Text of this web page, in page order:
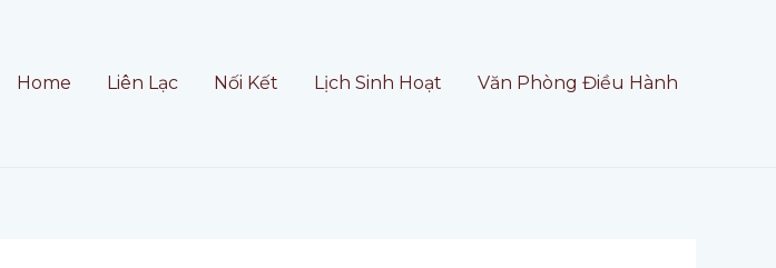
Home
Liên Lạc Nối Kết Lịch Sinh Hoạt Văn Phòng Điều Hành